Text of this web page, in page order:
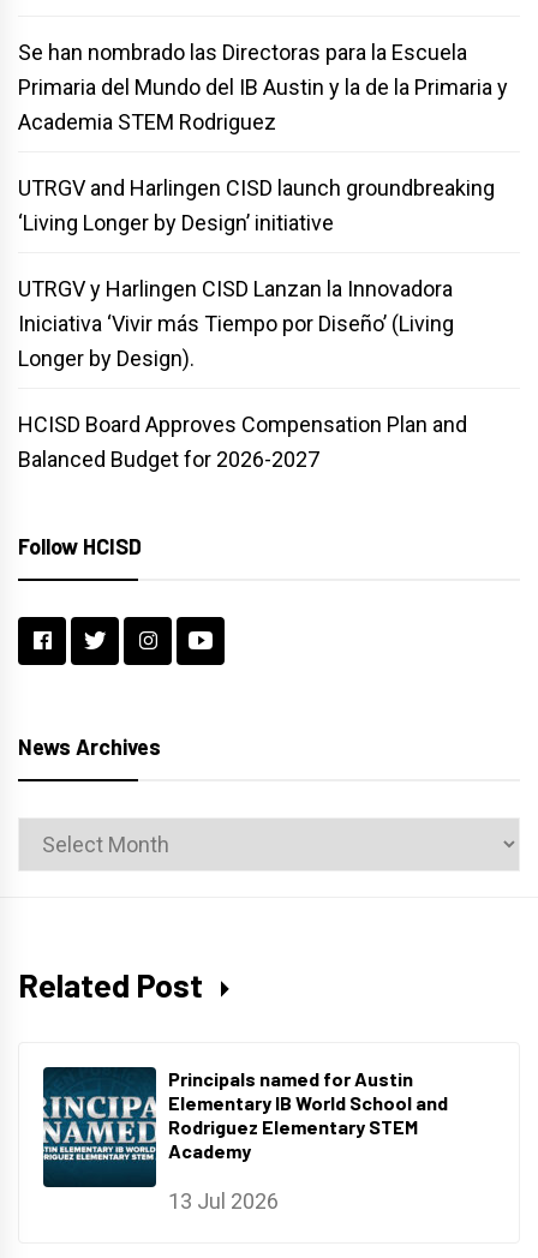
Se han nombrado las Directoras para la Escuela
Primaria del Mundo del IB Austin y la de la Primaria y
Academia STEM Rodriguez
UTRGV and Harlingen CISD launch groundbreaking
‘Living Longer by Design’ initiative
UTRGV y Harlingen CISD Lanzan la Innovadora
Iniciativa ‘Vivir más Tiempo por Diseño’ (Living
Longer by Design).
HCISD Board Approves Compensation Plan and
Balanced Budget for 2026-2027
Follow HCISD
News Archives
News
Archives
Related Post
Principals named for Austin
Elementary IB World School and
Rodriguez Elementary STEM
Academy
13 Jul 2026